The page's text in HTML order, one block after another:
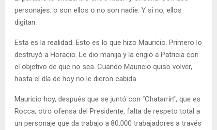
personajes: o son ellos o no son nadie. Y si no, ellos
digitan.
Esta es la realidad. Esto es lo que hizo Mauricio. Primero lo
destruyó a Horacio. Le dio manija y la erigió a Patricia con
el objetivo de que no sea. Cuando Mauricio quiso volver,
hasta el día de hoy no le dieron cabida.
Mauricio hoy, después que se juntó con “Chatarrín”, que es
Rocca, otro ofensa del Presidente, falta de respeto total a
un personaje que da trabajo a 80.000 trabajadores a través